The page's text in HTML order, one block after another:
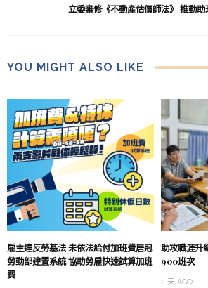
立委審修《不動產估價師法》 推動助
YOU MIGHT ALSO LIKE
雇主違反勞基法 未依法給付加班費居冠
勞動部建置系統 協助勞雇快速試算加班
費
助攻職涯升
900班次
2 天 AGO